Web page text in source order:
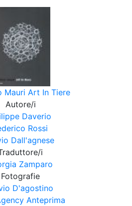
Mauri Art In Tiere
Autore/i
Daverio
Rossi
Dall'agnese
i
Zamparo
Fotografie
D'agostino
Anteprima